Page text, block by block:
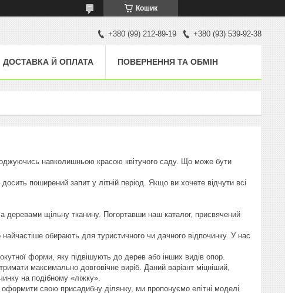
Кошик
+380 (99) 212-89-19 +380 (93) 539-92-38
ДОСТАВКА Й ОПЛАТА ПОВЕРНЕННЯ ТА ОБМІН
навколишньою красою квітучого саду. Що може бути
поширений запит у літній період. Якщо ви хочете відчути всі
деревами щільну тканину. Погортавши наш каталог, присвячений
обирають для туристичного чи дачного відпочинку. У нас
форми, яку підвішують до дерев або інших видів опор.
максимально довговічне виріб. Даний варіант міцніший,
на подібному «ліжку».
свою присадибну ділянку, ми пропонуємо елітні моделі